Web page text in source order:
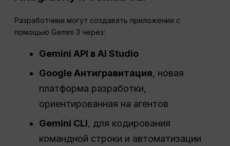
Разработчики могут создавать приложения с
помощью Gemini 3 через:
Gemini API в AI Studio
Google Антигравитация, новая
платформа разработки,
ориентированная на агентов
Gemini CLI, для кодирования
командной строки и автоматизации